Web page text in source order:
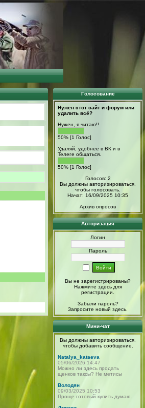
Голосование
Нужен этот сайт и форум или
удалить всё?
Нужен, я читаю!!
50% [1 Голос]
Удаляй, удобнее в ВК и в
Телеге общаться.
50% [1 Голос]
Голосов: 2
Вы должны авторизироваться,
чтобы голосовать.
Начат: 16/09/2025 10:35
Архив опросов
Авторизация
Логин
Пароль
Вы не зарегистрированы?
Нажмите здесьдля
регистрации.
Забыли пароль?
Запросите новый здесь.
Мини-чат
Вы должны авторизироваться,
чтобы добавить сообщение.
Natalya_kataeva
05/06/2026 14:47
Можно ли здесь продать
щенков таксы? Не метисы
Володян
09/03/2025 10:53
Проще готовый купить думаю.